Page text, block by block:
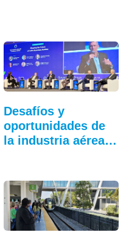
Desafíos y
oportunidades de
la industria aérea